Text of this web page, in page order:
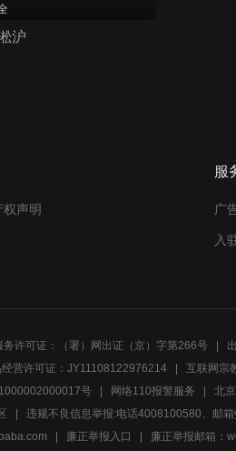
沪
权声明
服
广
入
务许可证：（署）网出证（京）字第266号
营许可证：JY11108122976214
互联网宗
号 网络110报警服务 北
违规不良信息举报:电话4008100580、邮
廉正举报入口 廉正举报邮箱：